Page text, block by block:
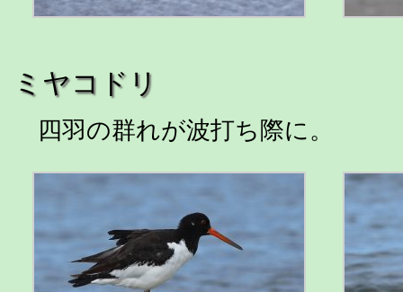
ミヤコドリ
四羽の群れが波打ち際に。